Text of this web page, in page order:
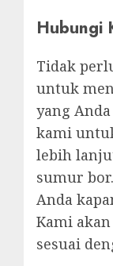
Hubungi
Tidak
untuk
yang
kami
lebih
sumur
Anda
Kami
sesuai